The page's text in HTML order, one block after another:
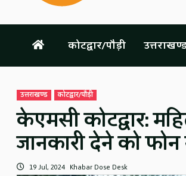
कोटद्वार/पौड़ी
उत्तराखण्ड कोटद्वार/पौड़ी
केएमसी कोटद्वार:
जानकारी देने को
19 Jul, 2024 Khabar Dose Desk